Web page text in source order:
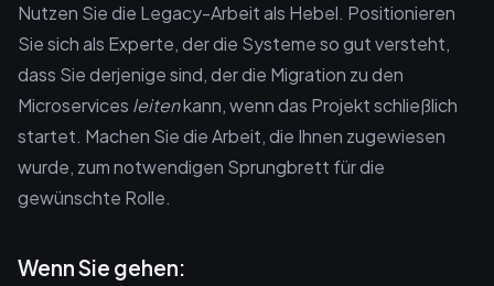
Nutzen Sie die Legacy-Arbeit als Hebel. Positionieren
Sie sich als Experte, der die Systeme so gut versteht,
dass Sie derjenige sind, der die Migration zu den
Microservices leitenkann, wenn das Projekt schließlich
startet. Machen Sie die Arbeit, die Ihnen zugewiesen
wurde, zum notwendigen Sprungbrett für die
gewünschte Rolle.
Wenn Sie gehen: